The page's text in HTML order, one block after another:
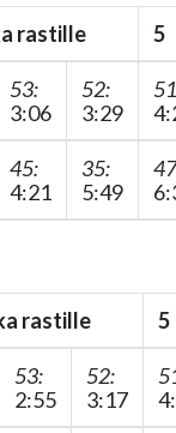
rastille 5
53:
3:06
52:
3:29
45:
4:21
35:
5:49
rastille 5
53:
2:55
52:
3:17